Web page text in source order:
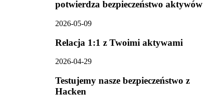
potwierdza bezpieczeństwo aktywów
2026-05-09
Relacja 1:1 z Twoimi aktywami
2026-04-29
Testujemy nasze bezpieczeństwo z
Hacken